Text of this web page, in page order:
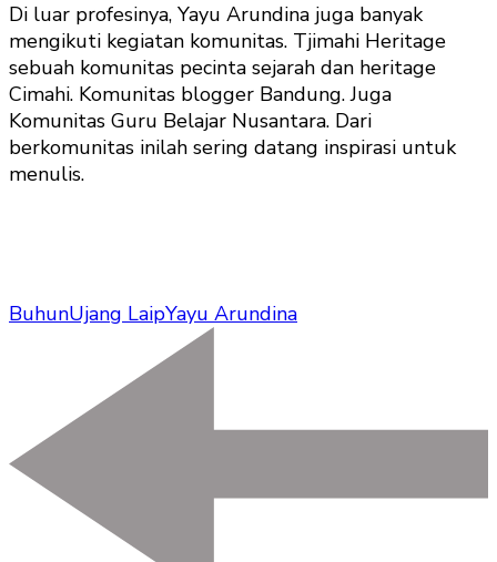
Di luar profesinya, Yayu Arundina juga banyak
mengikuti kegiatan komunitas. Tjimahi Heritage
sebuah komunitas pecinta sejarah dan heritage
Cimahi. Komunitas blogger Bandung. Juga
Komunitas Guru Belajar Nusantara. Dari
berkomunitas inilah sering datang inspirasi untuk
menulis.
BuhunUjang LaipYayu Arundina